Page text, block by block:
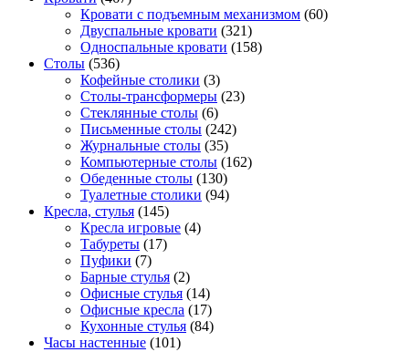
Кровати с подъемным механизмом (60)
Двуспальные кровати (321)
Односпальные кровати (158)
Столы (536)
Кофейные столики (3)
Столы-трансформеры (23)
Стеклянные столы (6)
Письменные столы (242)
Журнальные столы (35)
Компьютерные столы (162)
Обеденные столы (130)
Туалетные столики (94)
Кресла, стулья (145)
Кресла игровые (4)
Табуреты (17)
Пуфики (7)
Барные стулья (2)
Офисные стулья (14)
Офисные кресла (17)
Кухонные стулья (84)
Часы настенные (101)